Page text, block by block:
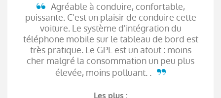
Agréable à conduire, confortable,
puissante. C'est un plaisir de conduire cette
voiture. Le système d'intégration du
téléphone mobile sur le tableau de bord est
très pratique. Le GPL est un atout : moins
cher malgré la consommation un peu plus
élevée, moins polluant. .
Les plus :